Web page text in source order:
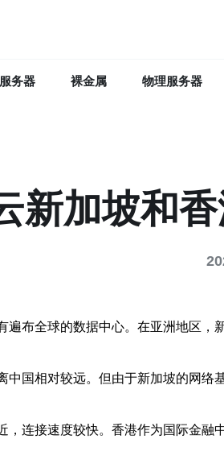
务器 裸金属 物理服务器
新加坡和
遍布全球的数据中心。在亚洲地区
中国相对较远。但由于新加坡的网
，连接速度较快。香港作为国际金